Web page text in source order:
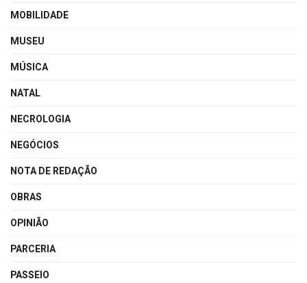
MOBILIDADE
MUSEU
MÚSICA
NATAL
NECROLOGIA
NEGÓCIOS
NOTA DE REDAÇÃO
OBRAS
OPINIÃO
PARCERIA
PASSEIO